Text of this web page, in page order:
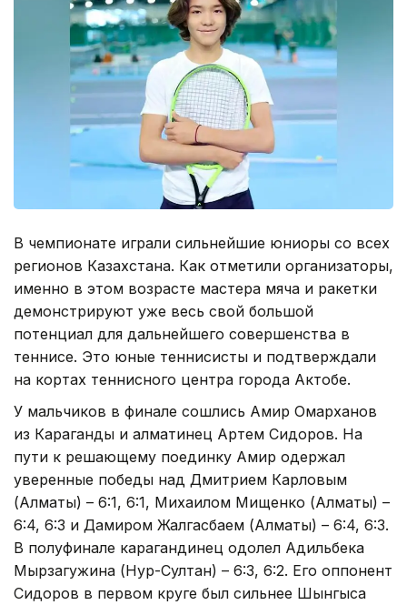
В чемпионате играли сильнейшие юниоры со всех
регионов Казахстана. Как отметили организаторы,
именно в этом возрасте мастера мяча и ракетки
демонстрируют уже весь свой большой
потенциал для дальнейшего совершенства в
теннисе. Это юные теннисисты и подтверждали
на кортах теннисного центра города Актобе.
У мальчиков в финале сошлись Амир Омарханов
из Караганды и алматинец Артем Сидоров. На
пути к решающему поединку Амир одержал
уверенные победы над Дмитрием Карловым
(Алматы) – 6:1, 6:1, Михаилом Мищенко (Алматы) –
6:4, 6:3 и Дамиром Жалгасбаем (Алматы) – 6:4, 6:3.
В полуфинале карагандинец одолел Адильбека
Мырзагужина (Нур-Султан) – 6:3, 6:2. Его оппонент
Сидоров в первом круге был сильнее Шынгыса